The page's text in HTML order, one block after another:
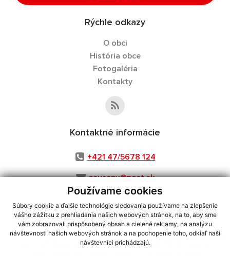
Používame cookies
Súbory cookie a ďalšie technológie sledovania používame na zlepšenie
vášho zážitku z prehliadania našich webových stránok, na to, aby sme
vám zobrazovali prispôsobený obsah a cielené reklamy, na analýzu
návštevnosti našich webových stránok a na pochopenie toho, odkiaľ naši
návštevníci prichádzajú.
Rýchle odkazy
O obci
História obce
Fotogaléria
Kontakty
Kontaktné informácie
+421 47/5678 124
osusany@post.sk
využite možnosť získavania aktuálnych informácií s využitím RSS
CMS systém (redakčný) systém ECHELON 2,Mapa stránok,web portál
webex.digital, s.r.o.,domény,registrácia domény